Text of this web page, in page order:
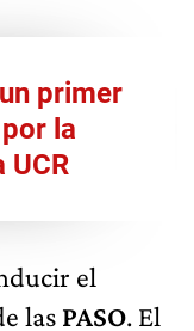
primer
la
UCR
el
las PASO. El